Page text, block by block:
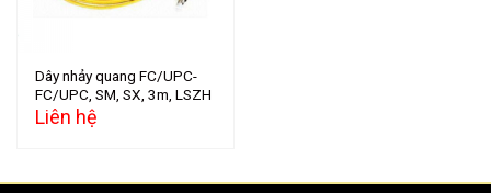
Dây nhảy quang FC/UPC-
FC/UPC, SM, SX, 3m, LSZH
Liên hệ